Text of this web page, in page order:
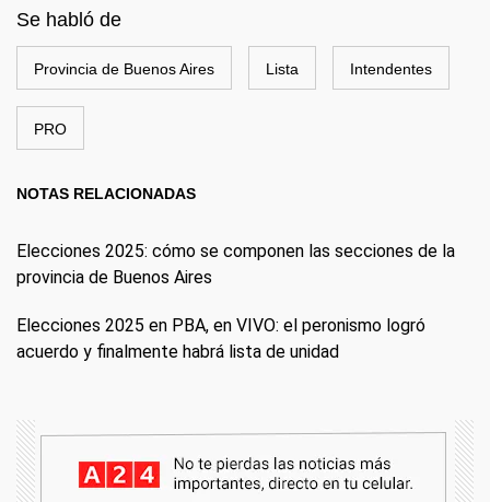
Se habló de
Provincia de Buenos Aires Lista Intendentes
PRO
NOTAS RELACIONADAS
Elecciones 2025: cómo se componen las secciones de la
provincia de Buenos Aires
Elecciones 2025 en PBA, en VIVO: el peronismo logró
acuerdo y finalmente habrá lista de unidad